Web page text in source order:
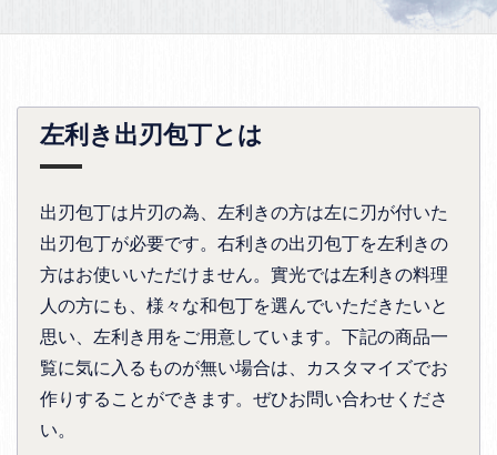
左利き出刃包丁とは
出刃包丁は片刃の為、左利きの方は左に刃が付いた
出刃包丁が必要です。右利きの出刃包丁を左利きの
方はお使いいただけません。實光では左利きの料理
人の方にも、様々な和包丁を選んでいただきたいと
思い、左利き用をご用意しています。下記の商品一
覧に気に入るものが無い場合は、カスタマイズでお
作りすることができます。ぜひお問い合わせくださ
い。